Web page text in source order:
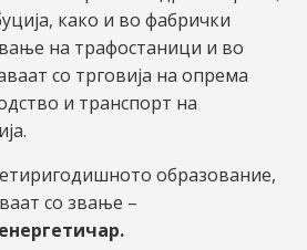
како и во фабрички
на трафостаници и во
со трговија на опрема
и транспорт на
образование,
со звање –